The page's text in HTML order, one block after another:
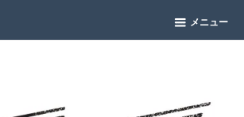
メニュー